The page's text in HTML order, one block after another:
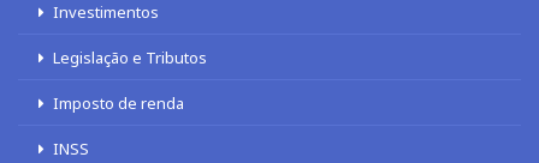
Investimentos
Legislação e Tributos
Imposto de renda
INSS